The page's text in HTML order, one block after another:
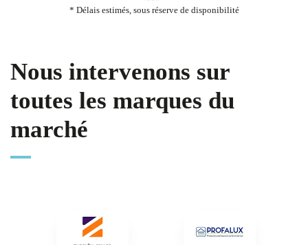
* Délais estimés, sous réserve de disponibilité
Nous intervenons sur
toutes les marques du
marché